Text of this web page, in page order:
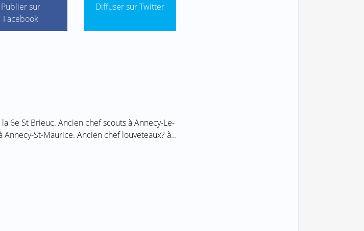
Publier sur
Facebook
Diffuser sur Twitter
6e St Brieuc. Ancien chef scouts à Annecy-Le-
St-Maurice. Ancien chef louveteaux? à…